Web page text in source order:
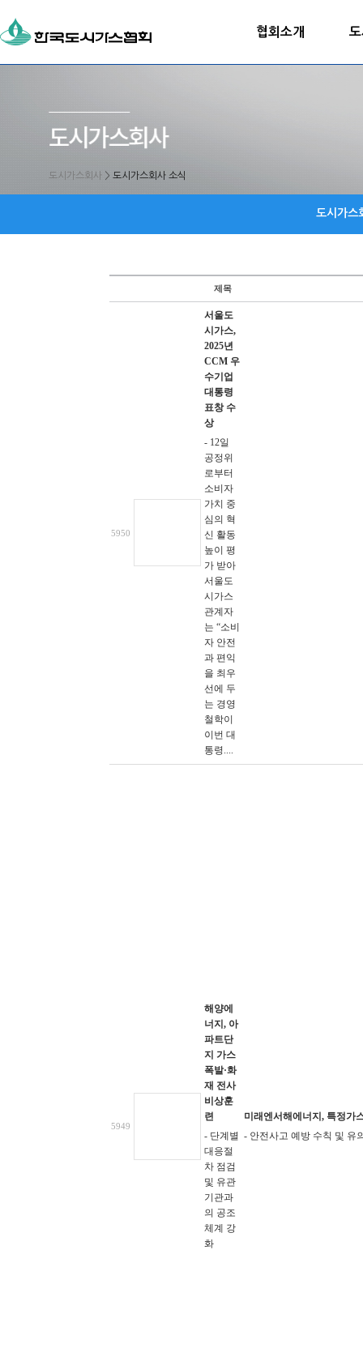
협회소개
도시가스회사 > 도시가스회사 소식
도시가스
제목
5950
서울도
시가스,
2025년
CCM 우
수기업
대통령
표창 수
상
- 12일
공정위
로부터
소비자
가치 중
심의 혁
신 활동
높이 평
가 받아
서울도
시가스
관계자
는 “소비
자 안전
과 편익
을 최우
선에 두
는 경영
철학이
이번 대
통령....
5949
해양에
너지, 아
파트단
지 가스
폭발·화
재 전사
비상훈
련
- 단계별
대응절
차 점검
및 유관
기관과
의 공조
체계 강
화
미래엔서해에너지, 특정가
- 안전사고 예방 수칙 및 유